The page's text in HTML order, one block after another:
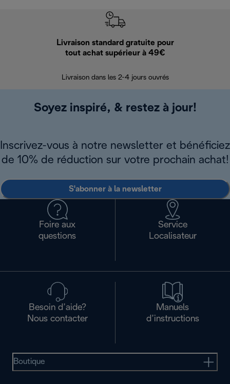
Livraison standard gratuite pour
tout achat supérieur à 49€
Livraison dans les 2-4 jours ouvrés
Soyez inspiré, & restez à jour!
Inscrivez-vous à notre newsletter et bénéficiez
de 10% de réduction sur votre prochain achat!
S'abonner à la newsletter
Foire aux
questions
Service
Localisateur
Besoin d’aide?
Nous contacter
Manuels
d’instructions
Boutique